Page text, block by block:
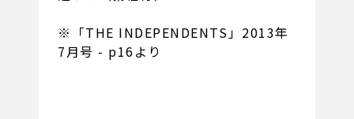
※「THE INDEPENDENTS」2013年
7月号 - p16より